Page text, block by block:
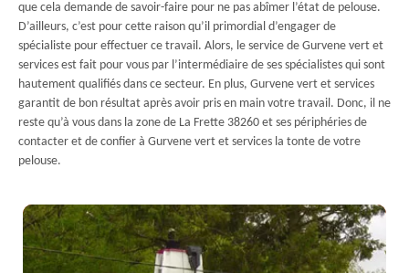
que cela demande de savoir-faire pour ne pas abîmer l’état de pelouse.
D’ailleurs, c’est pour cette raison qu’il primordial d’engager de
spécialiste pour effectuer ce travail. Alors, le service de Gurvene vert et
services est fait pour vous par l’intermédiaire de ses spécialistes qui sont
hautement qualifiés dans ce secteur. En plus, Gurvene vert et services
garantit de bon résultat après avoir pris en main votre travail. Donc, il ne
reste qu’à vous dans la zone de La Frette 38260 et ses périphéries de
contacter et de confier à Gurvene vert et services la tonte de votre
pelouse.